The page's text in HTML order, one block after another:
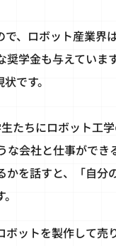
、ロボット産業界
学金も与えてい
です。
たちにロボット工
会社と仕事がで
を話すと、「自分
ットを製作して